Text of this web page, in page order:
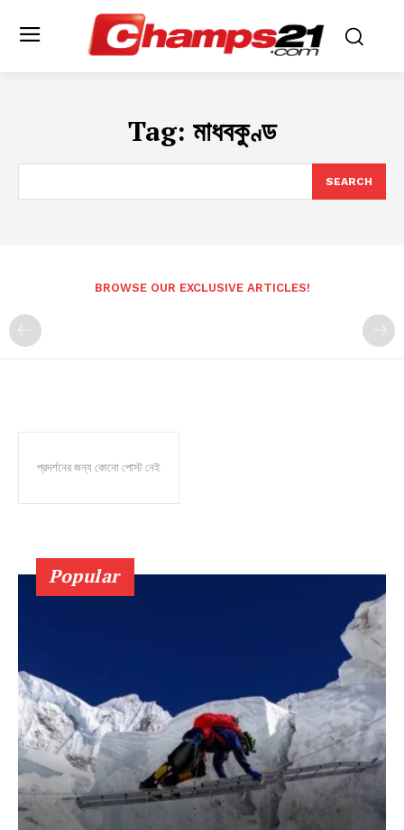
Tag: মাধবকুণ্ড
SEARCH
BROWSE OUR EXCLUSIVE ARTICLES!
প্রদর্শনের জন্য কোনো পোস্ট নেই
Popular